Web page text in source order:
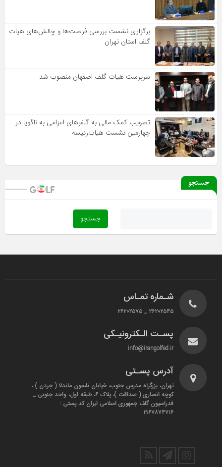
برگزاری نشست بررسی فرصت‌ها و چالش‌های هیات
گلف استان تهران
سرپرست هیات گلف اصفهان منصوب شد
تصویب کمک مالی به گلفرهای اعزامی به ناگویا در
چهارمین نشست هیات‌رئیسه
جستجو
شـماره تمـاس
۲۶۲۰۲۵۴۵ _ ۲۶۲۰۲۵۷۵
پسـت الـکترونیـکی
info@irangolfed.ir
آدرس پسـتی
تهران، بزرگراه مدرس جنوب، خیابان نلسون ماندلا ( جردن ) ،
کوچه انصاری ( صداقت )، پلاک ۶، طبقه اول، واحد جنوبی _
فدراسیون گلف جمهوری اسلامی ایران کد پستی :
۱۹۶۷۸۷۴۷۱۶